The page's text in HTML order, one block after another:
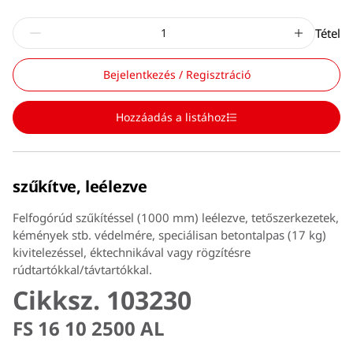
Tétel
Bejelentkezés / Regisztráció
Hozzáadás a listához
szűkítve, leélezve
Felfogórúd szűkítéssel (1000 mm) leélezve, tetőszerkezetek,
kémények stb. védelmére, speciálisan betontalpas (17 kg)
kivitelezéssel, éktechnikával vagy rögzítésre
rúdtartókkal/távtartókkal.
Cikksz. 103230
FS 16 10 2500 AL